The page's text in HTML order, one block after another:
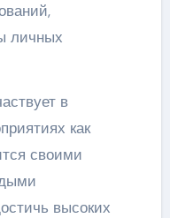
личных
в
как
своими
высоких